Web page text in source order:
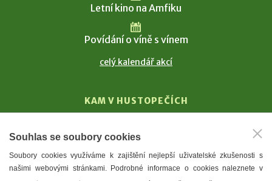
Letní kino na Amfiku
Povídání o víně s vínem
celý kalendář akcí
KAM V HUSTOPEČÍCH
T. G. Masaryk
Mandloně
Ubytování
Souhlas se soubory cookies
Soubory cookies využíváme k zajištění nejlepší uživatelské zkušenosti s
našimi webovými stránkami. Podrobné informace o cookies naleznete v